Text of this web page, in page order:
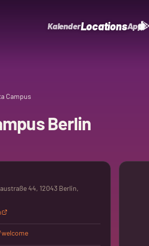
KalenderLocationsApp
Campus
Berlin
44, 12043 Berlin,